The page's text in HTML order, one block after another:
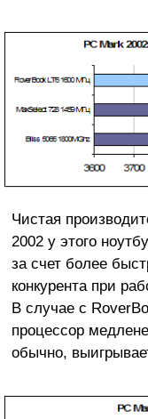
Чистая
2002 у этого
за счет более
конкурента при
В случае с
процессор
обычно,